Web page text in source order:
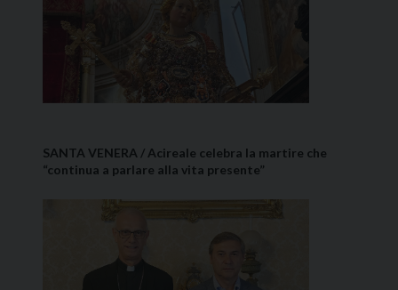
SANTA VENERA / Acireale celebra la martire che
“continua a parlare alla vita presente”